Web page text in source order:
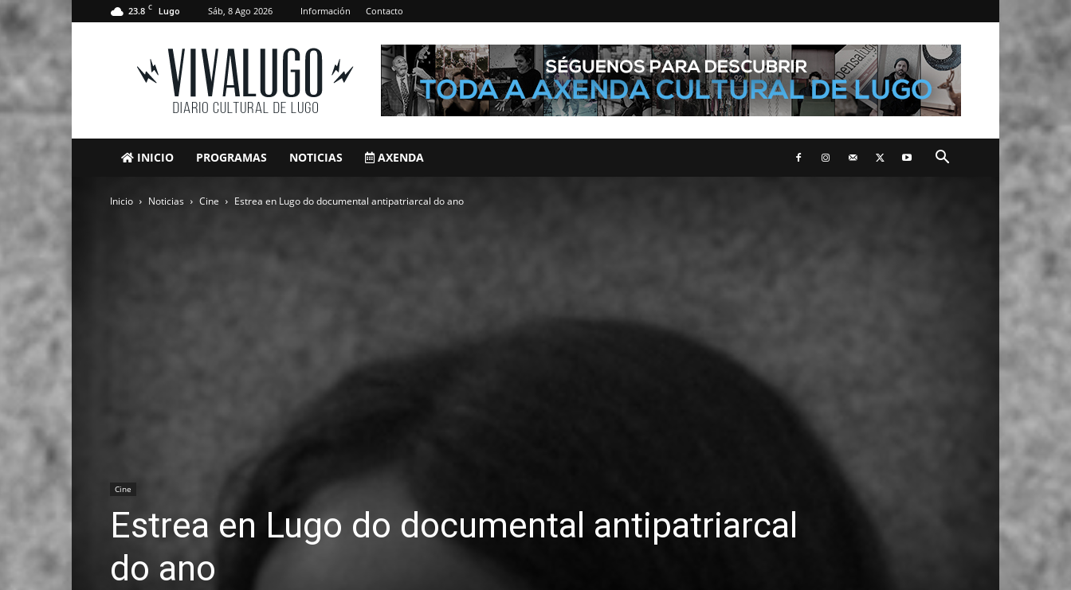
23.8 C Lugo Sáb, 8 Ago 2026 Información Contacto
VivaLugo
INICIO PROGRAMAS NOTICIAS AXENDA
Inicio Noticias Cine Estrea en Lugo do documental antipatriarcal do ano
Cine
Estrea en Lugo do documental antipatriarcal
do ano